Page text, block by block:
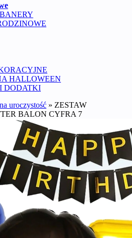
HALLOWEEN
DODATKI
uroczystość » ZESTAW
BALON CYFRA 7